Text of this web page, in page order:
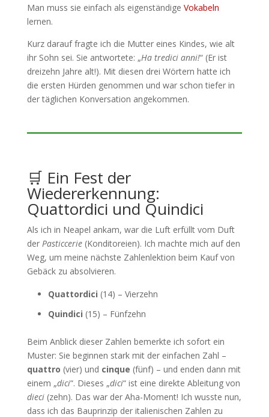
Man muss sie einfach als eigenständige Vokabeln
lernen.
Kurz darauf fragte ich die Mutter eines Kindes, wie alt
ihr Sohn sei. Sie antwortete: „Ha tredici anni!“ (Er ist
dreizehn Jahre alt!). Mit diesen drei Wörtern hatte ich
die ersten Hürden genommen und war schon tiefer in
der täglichen Konversation angekommen.
🛒 Ein Fest der
Wiedererkennung:
Quattordici und Quindici
Als ich in Neapel ankam, war die Luft erfüllt vom Duft
der Pasticcerie(Konditoreien). Ich machte mich auf den
Weg, um meine nächste Zahlenlektion beim Kauf von
Gebäck zu absolvieren.
Quattordici (14) – Vierzehn
Quindici (15) – Fünfzehn
Beim Anblick dieser Zahlen bemerkte ich sofort ein
Muster: Sie beginnen stark mit der einfachen Zahl –
quattro (vier) und cinque (fünf) – und enden dann mit
einem „dici“. Dieses „dici“ ist eine direkte Ableitung von
dieci(zehn). Das war der Aha-Moment! Ich wusste nun,
dass ich das Bauprinzip der italienischen Zahlen zu